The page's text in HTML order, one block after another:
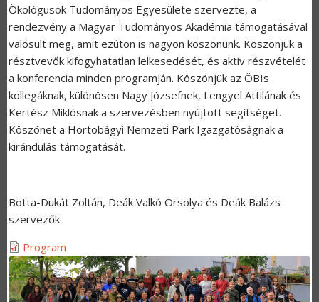
Ökológusok Tudományos Egyesülete szervezte, a
rendezvény a Magyar Tudományos Akadémia támogatásával
valósult meg, amit ezúton is nagyon köszönünk. Köszönjük a
résztvevők kifogyhatatlan lelkesedését, és aktív részvételét
a konferencia minden programján. Köszönjük az ÖBIs
kollegáknak, különösen Nagy Józsefnek, Lengyel Attilának és
Kertész Miklósnak a szervezésben nyújtott segítséget.
Köszönet a Hortobágyi Nemzeti Park Igazgatóságnak a
kirándulás támogatását.
Botta-Dukát Zoltán, Deák Valkó Orsolya és Deák Balázs
szervezők
Program